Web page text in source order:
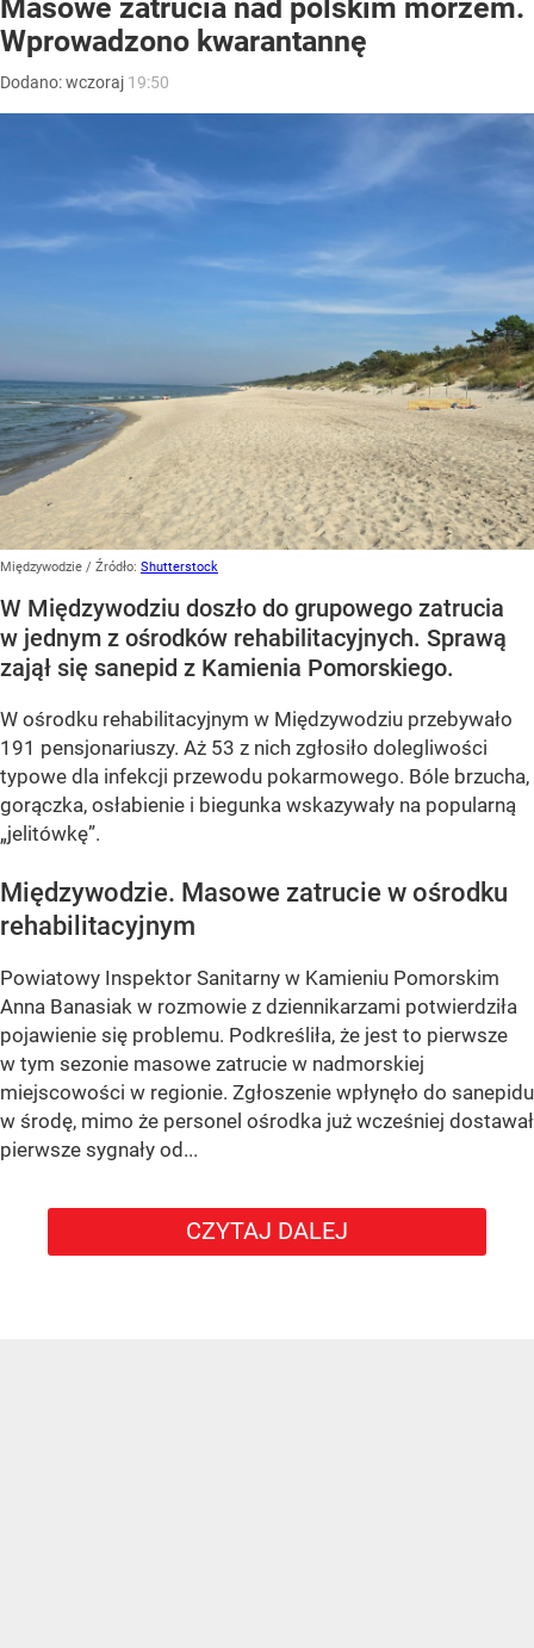
Masowe zatrucia nad polskim morzem.
Wprowadzono kwarantannę
Dodano:wczoraj 19:50
Międzywodzie / Źródło: Shutterstock
W Międzywodziu doszło do grupowego zatrucia
w jednym z ośrodków rehabilitacyjnych. Sprawą
zajął się sanepid z Kamienia Pomorskiego.
W ośrodku rehabilitacyjnym w Międzywodziu przebywało
191 pensjonariuszy. Aż 53 z nich zgłosiło dolegliwości
typowe dla infekcji przewodu pokarmowego. Bóle brzucha,
gorączka, osłabienie i biegunka wskazywały na popularną
„jelitówkę”.
Międzywodzie. Masowe zatrucie w ośrodku
rehabilitacyjnym
Powiatowy Inspektor Sanitarny w Kamieniu Pomorskim
Anna Banasiak w rozmowie z dziennikarzami potwierdziła
pojawienie się problemu. Podkreśliła, że jest to pierwsze
w tym sezonie masowe zatrucie w nadmorskiej
miejscowości w regionie. Zgłoszenie wpłynęło do sanepidu
w środę, mimo że personel ośrodka już wcześniej dostawał
pierwsze sygnały od...
CZYTAJ DALEJ